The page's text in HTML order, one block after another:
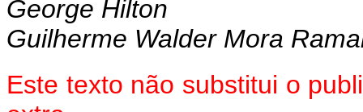
George Hilton
Guilherme Walder Mora
Este texto não substitui o